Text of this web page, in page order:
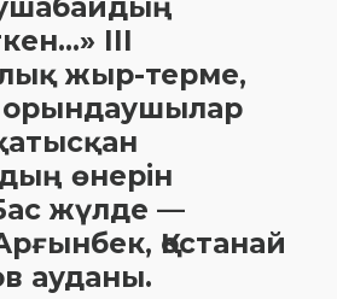
ІІІ
жыр-терме,
орындаушылар
өнерін
жүлде —
Қостанай
ауданы.